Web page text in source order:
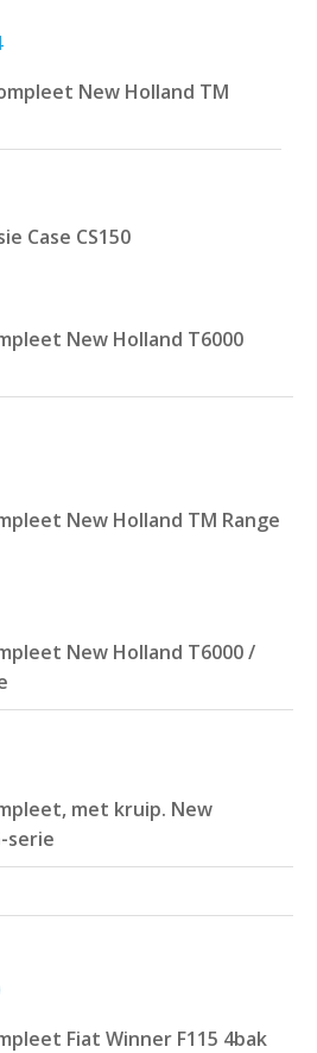
New Holland TM
Case CS150
New Holland T6000
New Holland TM Range
New Holland T6000 /
met kruip. New
serie
Fiat Winner F115 4bak